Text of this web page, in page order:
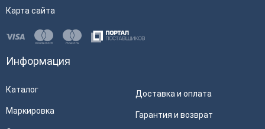
Карта сайта
Информация
Каталог
Маркировка
Доставка и оплата
Гарантия и возврат